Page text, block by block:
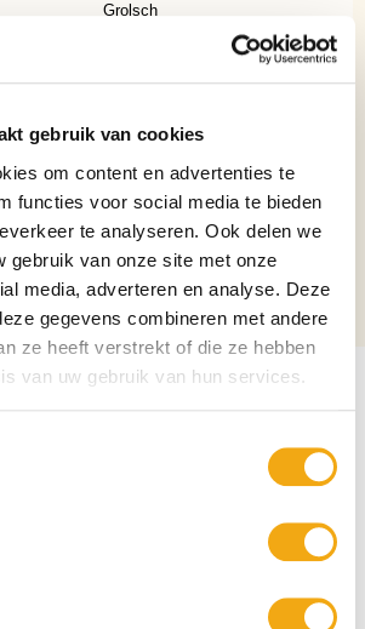
gebruik van cookies
om content en advertenties te
functies voor social media te bieden
te analyseren. Ook delen we
gebruik van onze site met onze
media, adverteren en analyse. Deze
gegevens combineren met andere
ze heeft verstrekt of die ze hebben
van uw gebruik van hun services.
Grolsch
Bierpakket
5%